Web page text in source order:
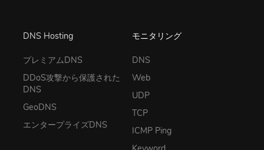
DNS Hosting
プレミアムDNS
DDoS攻撃から保護された
DNS
GeoDNS
エンタープライズDNS
モニタリング
DNS
Web
UDP
TCP
ICMP Ping